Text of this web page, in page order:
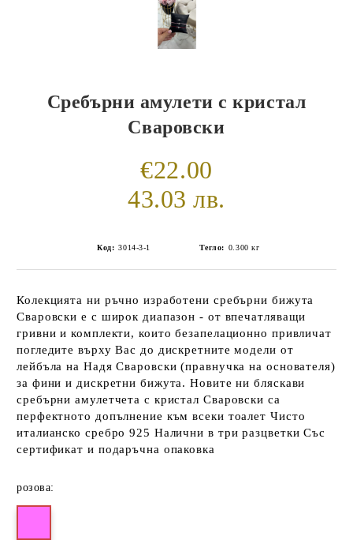
Сребърни амулети с кристал
Сваровски
€22.00
43.03 лв.
Код: 3014-3-1 Тегло: 0.300 кг
Колекцията ни ръчно изработени сребърни бижута
Сваровски е с широк диапазон - от впечатляващи
гривни и комплекти, които безапелационно привличат
погледите върху Вас до дискретните модели от
лейбъла на Надя Сваровски (правнучка на основателя)
за фини и дискретни бижута. Новите ни бляскави
сребърни амулетчета с кристал Сваровски са
перфектното допълнение към всеки тоалет Чисто
италианско сребро 925 Налични в три разцветки Със
сертификат и подаръчна опаковка
розова: